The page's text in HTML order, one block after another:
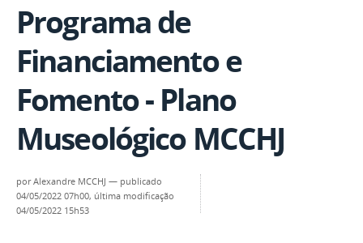
Programa de
Financiamento e
Fomento - Plano
Museológico MCCHJ
porAlexandre MCCHJ — publicado
04/05/2022 07h00, última modificação
04/05/2022 15h53